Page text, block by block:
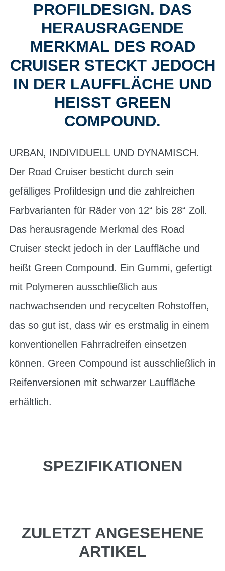
PROFILDESIGN. DAS
HERAUSRAGENDE
MERKMAL DES ROAD
CRUISER STECKT JEDOCH
IN DER LAUFFLÄCHE UND
HEISST GREEN C
OMPOUND.
URBAN, INDIVIDUELL UND DYNAMISCH.
Der Road Cruiser besticht durch sein
gefälliges Profildesign und die zahlreichen
Farbvarianten für Räder von 12“ bis 28“ Zoll.
Das herausragende Merkmal des Road
Cruiser steckt jedoch in der Lauffläche und
heißt Green Compound. Ein Gummi, gefertigt
mit Polymeren ausschließlich aus
nachwachsenden und recycelten Rohstoffen,
das so gut ist, dass wir es erstmalig in einem
konventionellen Fahrradreifen einsetzen
können. Green Compound ist ausschließlich in
Reifenversionen mit schwarzer Lauffläche
erhältlich.
SPEZIFIKATIONEN
ZULETZT ANGESEHENE
ARTIKEL